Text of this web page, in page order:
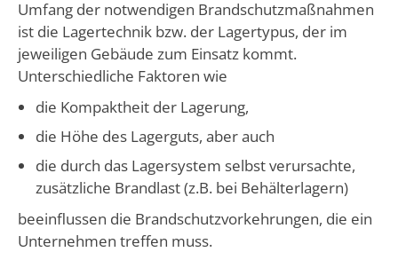
Umfang der notwendigen Brandschutzmaßnahmen
ist die Lagertechnik bzw. der Lagertypus, der im
jeweiligen Gebäude zum Einsatz kommt.
Unterschiedliche Faktoren wie
die Kompaktheit der Lagerung,
die Höhe des Lagerguts, aber auch
die durch das Lagersystem selbst verursachte,
zusätzliche Brandlast (z.B. bei Behälterlagern)
beeinflussen die Brandschutzvorkehrungen, die ein
Unternehmen treffen muss.